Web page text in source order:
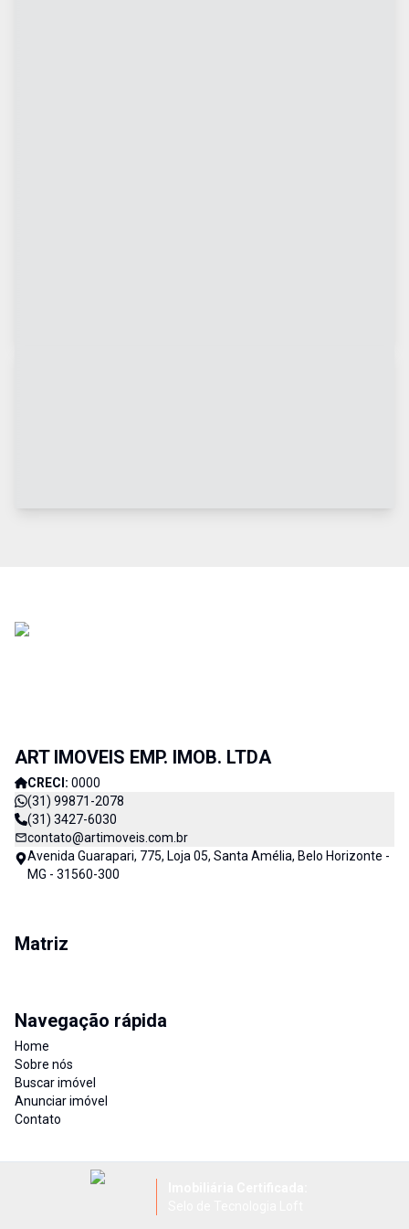
ART IMOVEIS EMP. IMOB. LTDA
CRECI: 0000
(31) 99871-2078
(31) 3427-6030
contato@artimoveis.com.br
Avenida Guarapari, 775, Loja 05, Santa Amélia, Belo Horizonte -
MG - 31560-300
Matriz
Navegação rápida
Home
Sobre nós
Buscar imóvel
Anunciar imóvel
Contato